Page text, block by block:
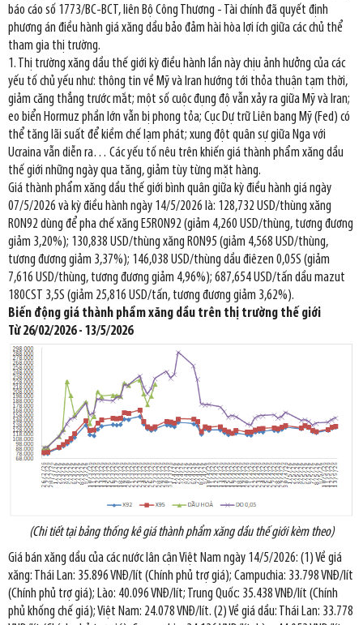
báo cáo số 1773/BC-BCT, liên Bộ Công Thương - Tài chính đã quyết định
phương án điều hành giá xăng dầu bảo đảm hài hòa lợi ích giữa các chủ thể
tham gia thị trường.
1. Thị trường xăng dầu thế giới kỳ điều hành lần này chịu ảnh hưởng của các
yếu tố chủ yếu như: thông tin về Mỹ và Iran hướng tới thỏa thuận tạm thời,
giảm căng thẳng trước mắt; một số cuộc đụng độ vẫn xảy ra giữa Mỹ và Iran;
eo biển Hormuz phần lớn vẫn bị phong tỏa; Cục Dự trữ Liên bang Mỹ (Fed) có
thể tăng lãi suất để kiềm chế lạm phát; xung đột quân sự giữa Nga với
Ucraina vẫn diễn ra… Các yếu tố nêu trên khiến giá thành phẩm xăng dầu
thế giới những ngày qua tăng, giảm tùy từng mặt hàng.
Giá thành phẩm xăng dầu thế giới bình quân giữa kỳ điều hành giá ngày
07/5/2026 và kỳ điều hành ngày 14/5/2026 là: 128,732 USD/thùng xăng
RON92 dùng để pha chế xăng E5RON92 (giảm 4,260 USD/thùng, tương đương
giảm 3,20%); 130,838 USD/thùng xăng RON95 (giảm 4,568 USD/thùng,
tương đương giảm 3,37%); 146,038 USD/thùng dầu điêzen 0,05S (giảm
7,616 USD/thùng, tương đương giảm 4,96%); 687,654 USD/tấn dầu mazut
180CST 3,5S (giảm 25,816 USD/tấn, tương đương giảm 3,62%).
Biến động giá thành phẩm xăng dầu trên thị trường thế giới
Từ 26/02/2026 - 13/5/2026
(Chi tiết tại bảng thống kê giá thành phẩm xăng dầu thế giới kèm theo)
Giá bán xăng dầu của các nước lân cận Việt Nam ngày 14/5/2026: (1) Về giá
xăng: Thái Lan: 35.896 VNĐ/lít (Chính phủ trợ giá); Campuchia: 33.798 VNĐ/lít
(Chính phủ trợ giá); Lào: 40.096 VNĐ/lít; Trung Quốc: 35.438 VNĐ/lít (Chính
phủ khống chế giá); Việt Nam: 24.078 VNĐ/lít. (2) Về giá dầu: Thái Lan: 33.778